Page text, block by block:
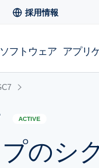
採用情報
フトウェア アプリ
ACTIVE
のシ